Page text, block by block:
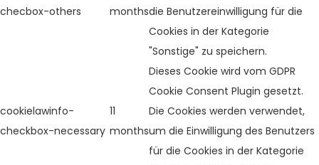
checbox-others
monthsdie Benutzereinwilligung für die
Cookies in der Kategorie
"Sonstige" zu speichern.
cookielawinfo-
checkbox-necessary
11
months
Dieses Cookie wird vom GDPR
Cookie Consent Plugin gesetzt.
Die Cookies werden verwendet,
um die Einwilligung des Benutzers
für die Cookies in der Kategorie